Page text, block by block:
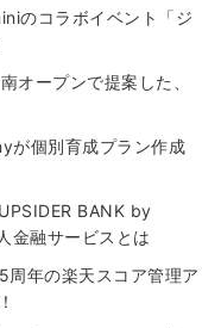
のコラボイベント「ジ
オープンで提案した、
が個別育成プラン作成
BANK by
金融サービスとは
周年の楽天スコア管理ア